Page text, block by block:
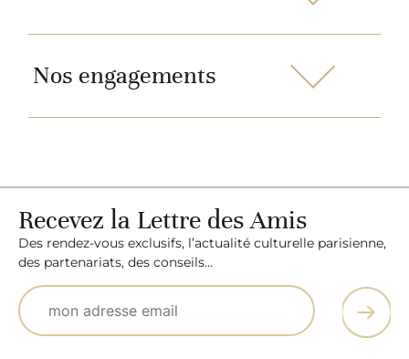
Nos engagements
Recevez la Lettre des Amis
Des rendez-vous exclusifs, l’actualité culturelle parisienne,
des partenariats, des conseils…